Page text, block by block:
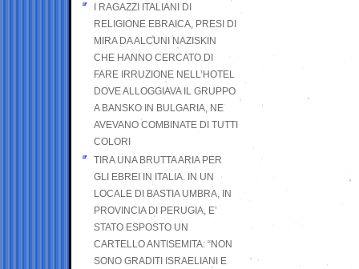
I RAGAZZI ITALIANI DI
RELIGIONE EBRAICA, PRESI DI
MIRA DA ALCUNI NAZISKIN
CHE HANNO CERCATO DI
FARE IRRUZIONE NELL’HOTEL
DOVE ALLOGGIAVA IL GRUPPO
A BANSKO IN BULGARIA, NE
AVEVANO COMBINATE DI TUTTI
COLORI
TIRA UNA BRUTTA ARIA PER
GLI EBREI IN ITALIA. IN UN
LOCALE DI BASTIA UMBRA, IN
PROVINCIA DI PERUGIA, E’
STATO ESPOSTO UN
CARTELLO ANTISEMITA: “NON
SONO GRADITI ISRAELIANI E